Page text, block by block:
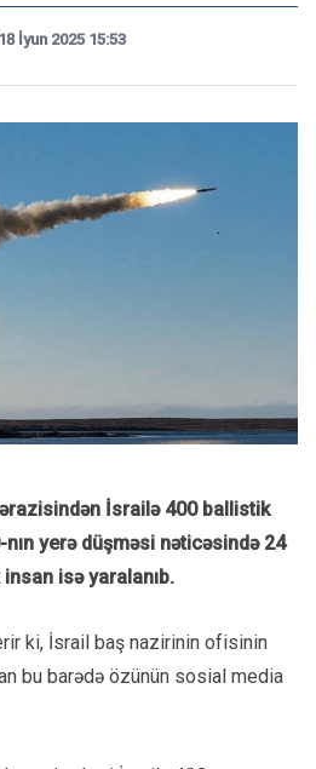
18 İyun 2025 15:53
İsrailə 400 ballistik
nın yerə düşməsi nəticəsində 24
isə yaralanıb.
ki, İsrail baş nazirinin ofisinin
bu barədə özünün sosial media